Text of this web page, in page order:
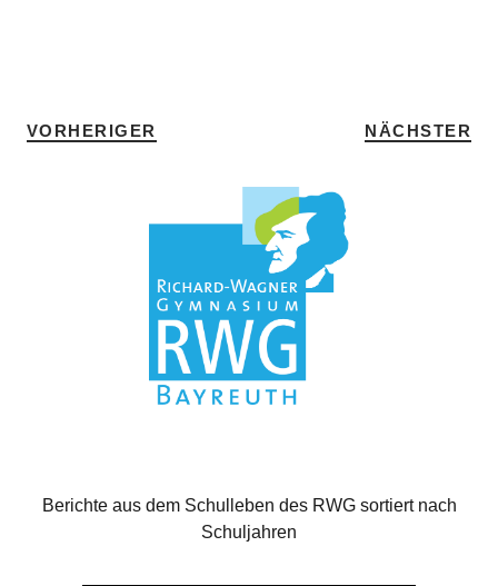
VORHERIGER NÄCHSTER
Berichte aus dem Schulleben des RWG sortiert nach
Schuljahren